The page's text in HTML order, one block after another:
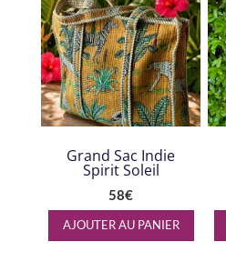
Grand Sac Indie
Spirit Soleil
58€
AJOUTER AU PANIER